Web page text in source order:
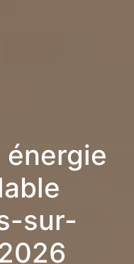
énergie
sur-